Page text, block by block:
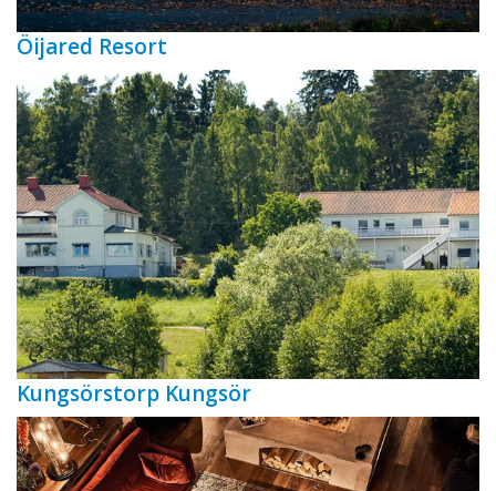
Öijared Resort
Kungsörstorp Kungsör